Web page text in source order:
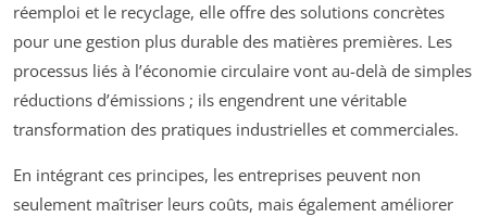
réemploi et le recyclage, elle offre des solutions concrètes
pour une gestion plus durable des matières premières. Les
processus liés à l’économie circulaire vont au-delà de simples
réductions d’émissions ; ils engendrent une véritable
transformation des pratiques industrielles et commerciales.
En intégrant ces principes, les entreprises peuvent non
seulement maîtriser leurs coûts, mais également améliorer